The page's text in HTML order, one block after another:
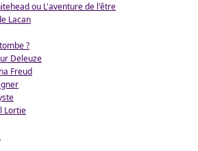
ou L'aventure de l'être
Lacan
?
Deleuze
Freud
Lortie